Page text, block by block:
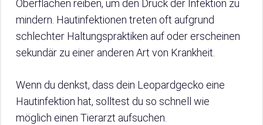
Oberflächen reiben, um den Druck der Infektion zu
mindern. Hautinfektionen treten oft aufgrund
schlechter Haltungspraktiken auf oder erscheinen
sekundär zu einer anderen Art von Krankheit.
Wenn du denkst, dass dein Leopardgecko eine
Hautinfektion hat, solltest du so schnell wie
möglich einen Tierarzt aufsuchen.